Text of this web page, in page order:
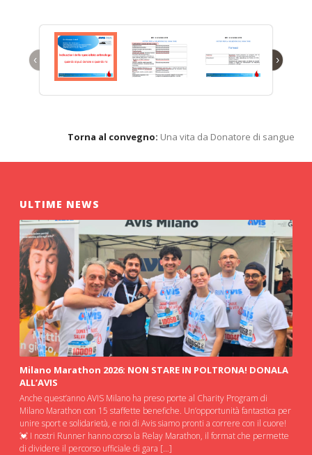
‹ ›
Torna al convegno: Una vita da Donatore di sangue
ULTIME NEWS
Milano Marathon 2026: NON STARE IN POLTRONA! DONALA
ALL’AVIS
Anche quest’anno AVIS Milano ha preso porte al Charity Program di
Milano Marathon con 15 staffette benefiche. Un’opportunità fantastica per
unire sport e solidarietà, e noi di Avis siamo pronti a correre con il cuore!
💓 I nostri Runner hanno corso la Relay Marathon, il format che permette
di dividere il percorso ufficiale di gara […]